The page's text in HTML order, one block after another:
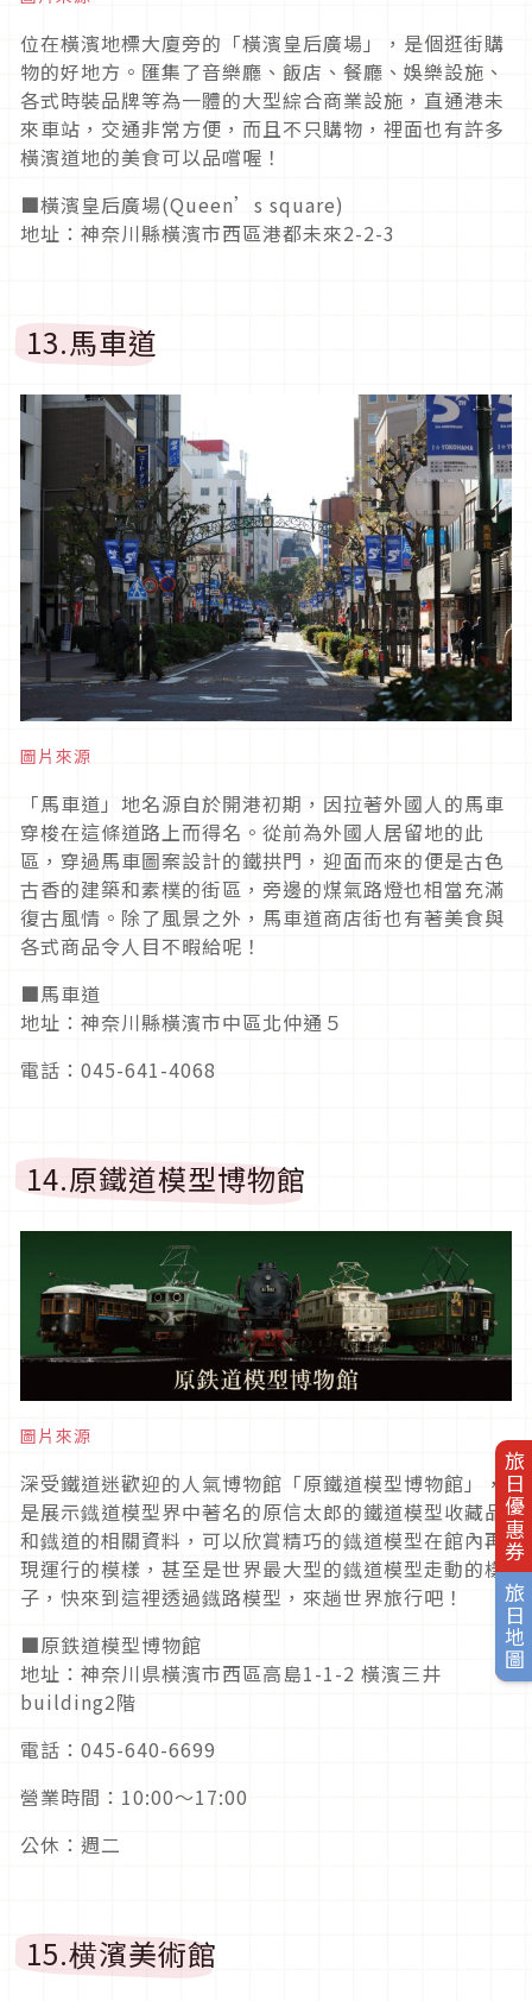
旅日優惠券
旅日地圖
位在橫濱地標大廈旁的「橫濱皇后廣場」，是個逛街購
物的好地方。匯集了音樂廳、飯店、餐廳、娛樂設施、
各式時裝品牌等為一體的大型綜合商業設施，直通港未
來車站，交通非常方便，而且不只購物，裡面也有許多
橫濱道地的美食可以品嚐喔！
■橫濱皇后廣場(Queen’s square)
地址：神奈川縣橫濱市西區港都未來2-2-3
13.馬車道
圖片來源
「馬車道」地名源自於開港初期，因拉著外國人的馬車
穿梭在這條道路上而得名。從前為外國人居留地的此
區，穿過馬車圖案設計的鐵拱門，迎面而來的便是古色
古香的建築和素樸的街區，旁邊的煤氣路燈也相當充滿
復古風情。除了風景之外，馬車道商店街也有著美食與
各式商品令人目不暇給呢！
■馬車道
地址：神奈川縣橫濱市中區北仲通５
電話：045-641-4068
14.原鐵道模型博物館
圖片來源
深受鐵道迷歡迎的人氣博物館「原鐵道模型博物館」，
是展示鐡道模型界中著名的原信太郎的鐵道模型收藏品
和鐡道的相關資料，可以欣賞精巧的鐡道模型在館內再
現運行的模樣，甚至是世界最大型的鐡道模型走動的樣
子，快來到這裡透過鐡路模型，來趟世界旅行吧！
■原鉄道模型博物館
地址：神奈川県橫濱市西區高島1-1-2 橫濱三井
building2階
電話：045-640-6699
營業時間：10:00〜17:00
公休：週二
15.横濱美術館